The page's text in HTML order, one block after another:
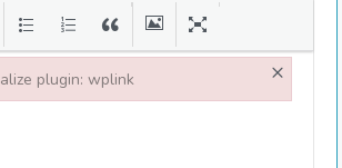
plugin: wplink ×
plugin: wplink